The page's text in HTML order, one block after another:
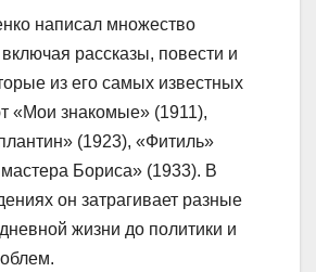
написал множество
рассказы, повести и
из его самых известных
«Мои знакомые» (1911),
(1923), «Фитиль»
Бориса» (1933). В
он затрагивает разные
жизни до политики и